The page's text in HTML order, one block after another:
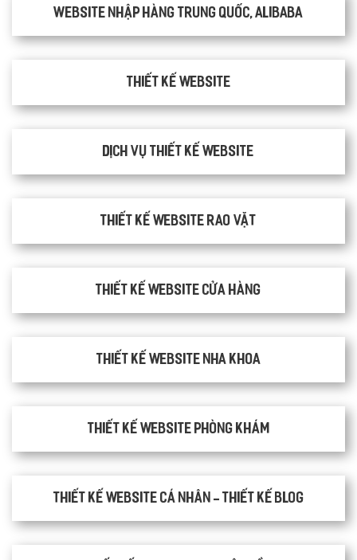
Website nhập hàng Trung Quốc, Alibaba
Thiết kế website
Dịch vụ thiết kế website
thiết kế website rao vặt
Thiết kế website cửa hàng
Thiết kế website nha khoa
thiết kế website phòng khám
Thiết kế website cá nhân - Thiết kế blog